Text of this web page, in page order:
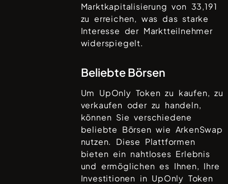
Marktkapitalisierung von 33,191
zu erreichen, was das starke
Interesse der Marktteilnehmer
widerspiegelt.
Beliebte Börsen
Um UpOnly Token zu kaufen, zu
verkaufen oder zu handeln,
können Sie verschiedene
beliebte Börsen wie ArkenSwap
nutzen. Diese Plattformen
bieten ein nahtloses Erlebnis
und ermöglichen es Ihnen, Ihre
Investitionen in UpOnly Token